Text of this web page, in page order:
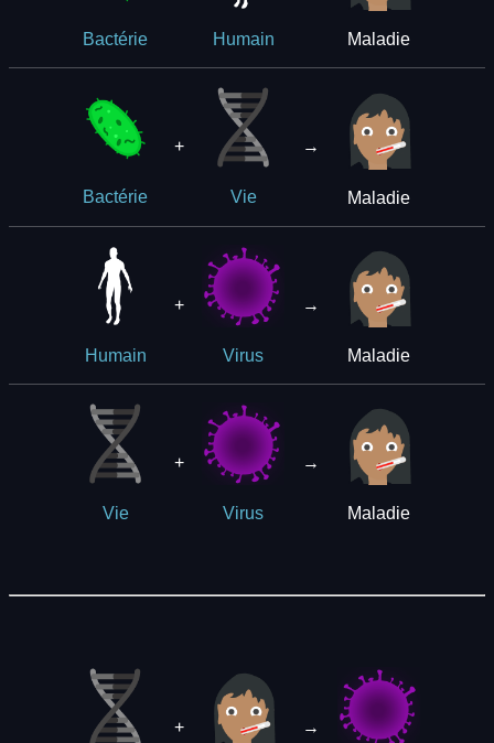
Bactérie Humain Maladie
Bactérie
+
Vie
→
Maladie
Humain
+
Virus
→
Maladie
Vie
+
Virus
→
Maladie
+ →